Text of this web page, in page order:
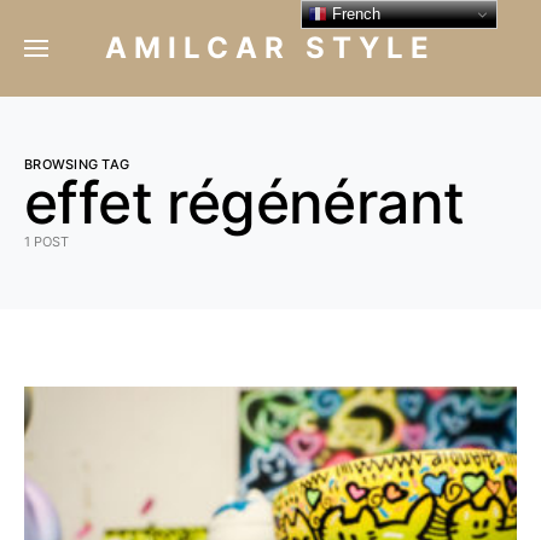
AMILCAR STYLE
BROWSING TAG
effet régénérant
1 POST
French